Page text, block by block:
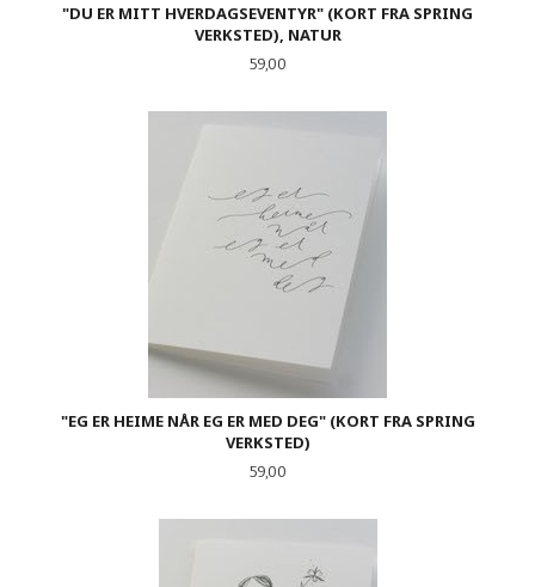
"DU ER MITT HVERDAGSEVENTYR" (KORT FRA SPRING
VERKSTED), NATUR
Pris
59,00
"EG ER HEIME NÅR EG ER MED DEG" (KORT FRA SPRING
VERKSTED)
Pris
59,00